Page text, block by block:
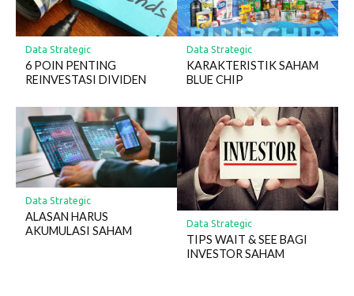
Data Strategic
6 POIN PENTING
REINVESTASI DIVIDEN
Data Strategic
KARAKTERISTIK SAHAM
BLUE CHIP
Data Strategic
ALASAN HARUS
AKUMULASI SAHAM
Data Strategic
TIPS WAIT & SEE BAGI
INVESTOR SAHAM